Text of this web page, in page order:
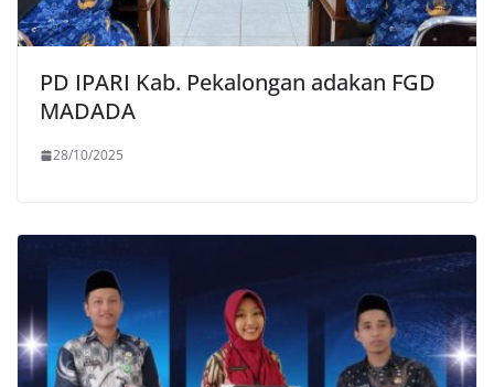
PD IPARI Kab. Pekalongan adakan FGD
MADADA
28/10/2025